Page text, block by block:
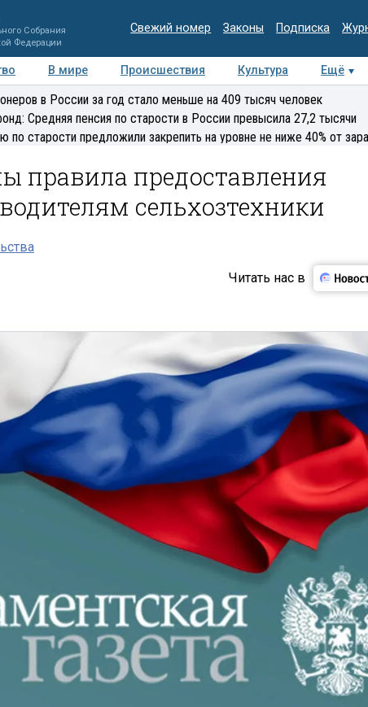
Собрания
Федерации
Свежий номер Законы Подписка
В мире Происшествия Культура Ещё
Регионы Медиацентр Интервью Колумнисты
в России за год стало меньше на 409 тысяч человек
Средняя пенсия по старости в России превысила 27,2 тысячи
по старости предложили закрепить на уровне не ниже 40% от
правила предоставления
сельхозтехники
Читать нас в